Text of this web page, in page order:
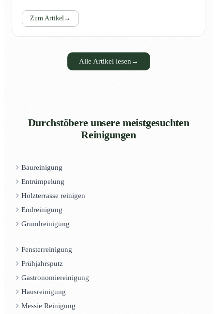
Zum Artikel →
Alle Artikel lesen →
Durchstöbere unsere meistgesuchten
Reinigungen
Baureinigung
Entrümpelung
Holzterrasse reinigen
Endreinigung
Grundreinigung
Fensterreinigung
Frühjahrsputz
Gastronomiereinigung
Hausreinigung
Messie Reinigung